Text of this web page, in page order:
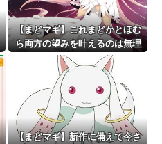
【まどマギ】これまどかとほむ
ら両方の望みを叶えるのは無理
じゃない？
【まどマギ】新作に備えて今さ